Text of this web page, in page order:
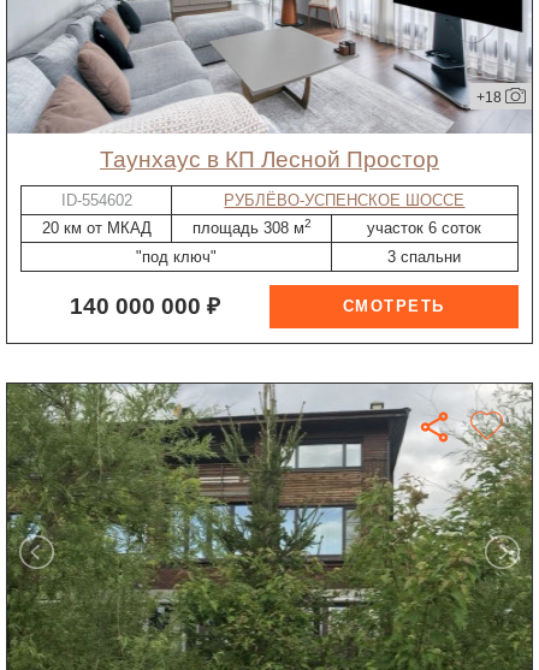
+18
таунхаус в КП Лесной Простор
ID-554602
РУБЛЁВО-УСПЕНСКОЕ ШОССЕ
20 км от МКАД
площадь 308 м2
участок 6 соток
"под ключ"
3 спальни
140 000 000 ₽